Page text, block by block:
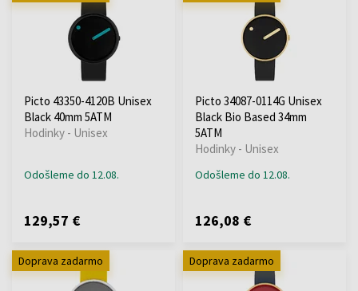
Picto 43350-4120B Unisex
Black 40mm 5ATM
Hodinky - Unisex
Odošleme do 12.08.
129,57 €
Picto 34087-0114G Unisex
Black Bio Based 34mm
5ATM
Hodinky - Unisex
Odošleme do 12.08.
126,08 €
Doprava zadarmo Doprava zadarmo